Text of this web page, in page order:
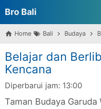
Bro Bali
Home Bali Budaya
Belajar dan
Kencana
Diperbarui jam: 13:00
Taman Budaya